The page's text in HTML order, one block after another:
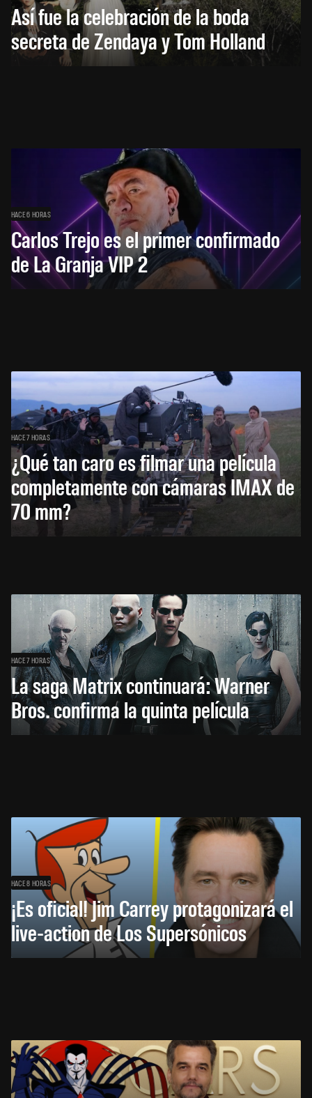
Así fue la celebración de la boda
secreta de Zendaya y Tom Holland
HACE 6 HORAS
Carlos Trejo es el primer confirmado
de La Granja VIP 2
HACE 7 HORAS
¿Qué tan caro es filmar una película
completamente con cámaras IMAX de
70 mm?
HACE 7 HORAS
La saga Matrix continuará: Warner
Bros. confirma la quinta película
HACE 8 HORAS
¡Es oficial! Jim Carrey protagonizará el
live-action de Los Supersónicos